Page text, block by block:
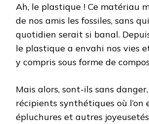
Ah, le plastique ! Ce matériau
de nos amis les fossiles, sans
quotidien serait si banal.
le plastique a envahi nos vies
y compris sous forme de
Mais alors, sont-ils sans
récipients synthétiques où l’on
épluchures et autres